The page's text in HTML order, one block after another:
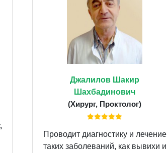
Джалилов Шакир
Шахбадинович
(Хирург, Проктолог)
Проводит диагностику и лечение
таких заболеваний, как вывихи и